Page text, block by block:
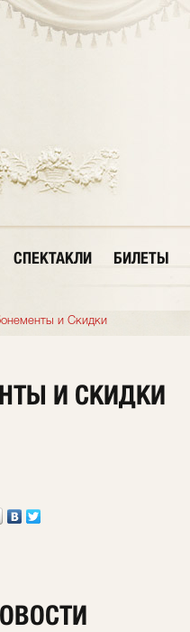
СПЕКТАКЛИ БИЛЕТЫ
и Скидки
И СКИДКИ